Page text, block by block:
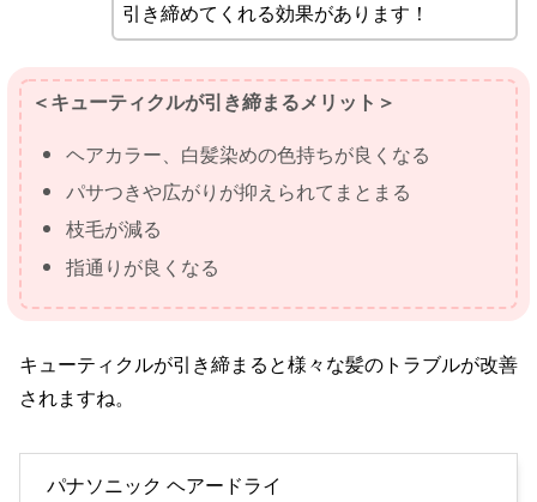
引き締めてくれる効果があります！
＜キューティクルが引き締まるメリット＞
ヘアカラー、白髪染めの色持ちが良くなる
パサつきや広がりが抑えられてまとまる
枝毛が減る
指通りが良くなる
キューティクルが引き締まると様々な髪のトラブルが改善
されますね。
パナソニック ヘアードライ